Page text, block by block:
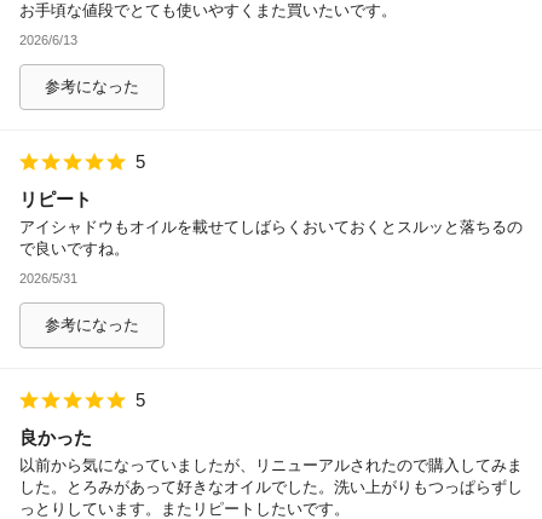
お手頃な値段でとても使いやすくまた買いたいです。
2026/6/13
参考になった
5
リピート
アイシャドウもオイルを載せてしばらくおいておくとスルッと落ちるの
で良いですね。
2026/5/31
参考になった
5
良かった
以前から気になっていましたが、リニューアルされたので購入してみま
した。とろみがあって好きなオイルでした。洗い上がりもつっぱらずし
っとりしています。またリピートしたいです。